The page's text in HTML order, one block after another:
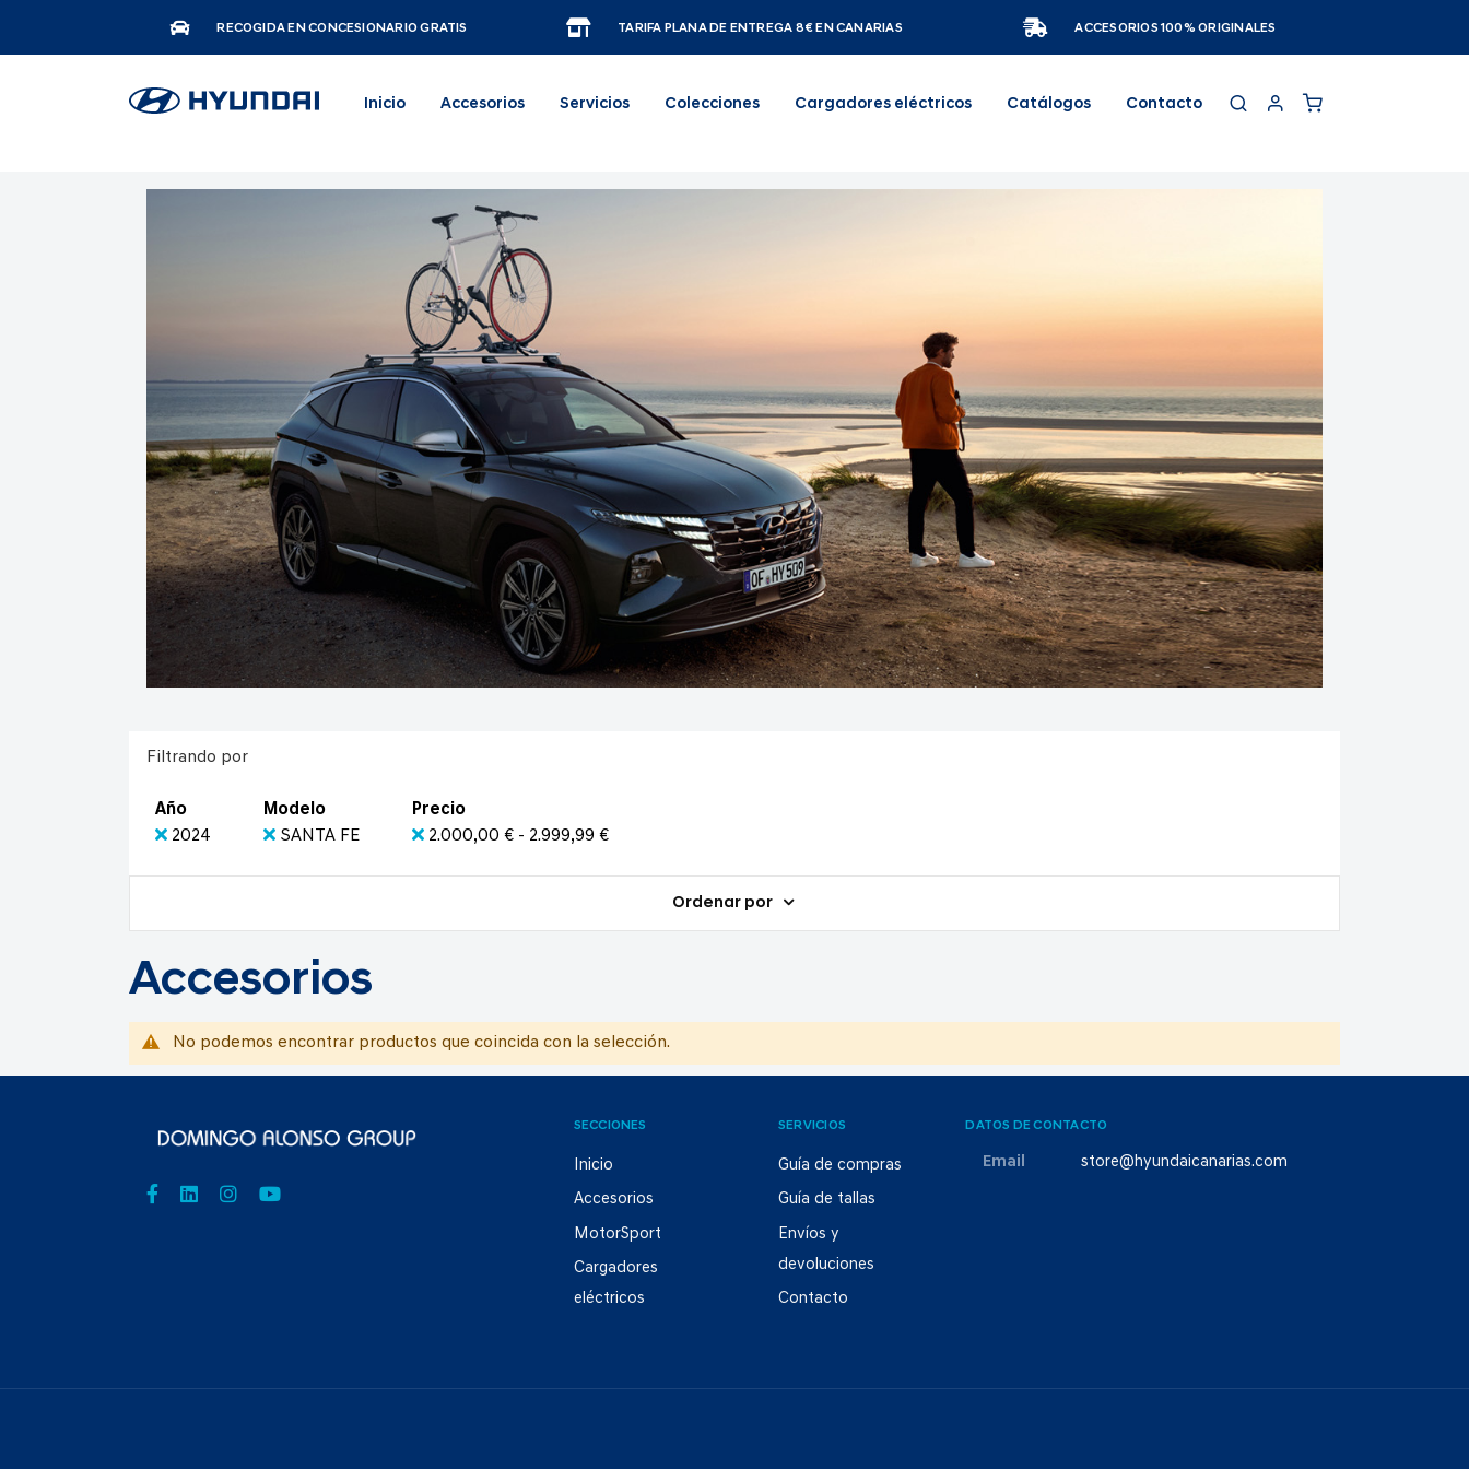
RECOGIDA EN CONCESIONARIO GRATIS TARIFA PLANA DE ENTREGA 8€ EN CANARIAS ACCESORIOS 100% ORIGINALES
Inicio Accesorios Servicios Colecciones Cargadores eléctricos Catálogos Contacto
Filtrando por
Año
2024
Modelo
SANTA FE
Precio
2.000,00 € - 2.999,99 €
Ordenar por
Accesorios
No podemos encontrar productos que coincida con la selección.
SECCIONES
Inicio
Accesorios
MotorSport
Cargadores
eléctricos
SERVICIOS
Guía de compras
Guía de tallas
Envíos y
devoluciones
Contacto
DATOS DE CONTACTO
Email store@hyundaicanarias.com